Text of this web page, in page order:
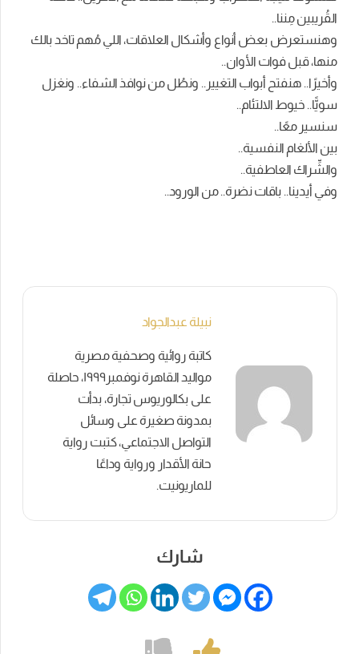
القُريبين مِننا..
وهنستعرض بعض أنواع وأشكال العلاقات، اللي مُهم تاخد بالك
منها، قبل فوات الأوان..
وأخيرًا.. هنفتح أبواب التغيير.. ونطُل من نوافذ الشفاء.. ونغزل
سويًّا.. خيوط الالتئام..
سنسير معًا..
بين الألغام النفسية..
والشِّراك العاطفية..
وفي أيدينا.. باقات نضرة.. من الورود..
نبيلة عبدالجواد
كاتبة روائية وصحفية مصرية
مواليد القاهرة نوفمبر١٩٩٩، حاصلة
على بكالوريوس تجارة، بدأت
بمدونة صغيرة على وسائل
التواصل الاجتماعي، كتبت رواية
حانة الأقدار ورواية وداعًا
للماريونيت.
شارك